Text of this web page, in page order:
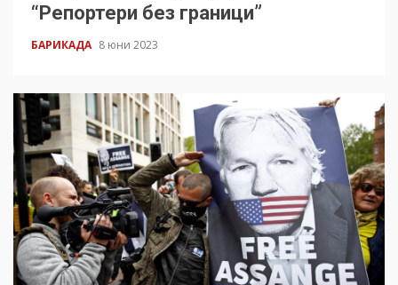
“Репортери без граници”
БАРИКАДА 8 юни 2023